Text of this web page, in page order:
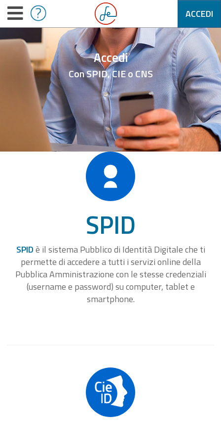
ACCEDI
Accedi
Con SPID, CIE o CNS
SPID
SPIDè il sistema Pubblico di Identità Digitale che ti
permette di accedere a tutti i servizi online della
Pubblica Amministrazione con le stesse credenziali
(username e password) su computer, tablet e
smartphone.